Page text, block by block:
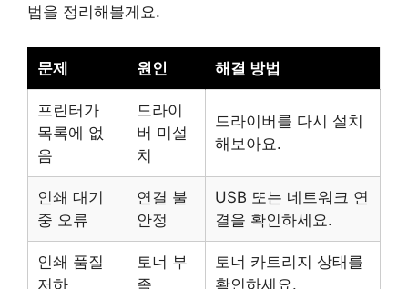
법을 정리해볼게요.
문제 원인 해결 방법
프린터가
목록에 없
음
드라이
버 미설
치
드라이버를 다시 설치
해보아요.
인쇄 대기
중 오류
연결 불
안정
USB 또는 네트워크 연
결을 확인하세요.
인쇄 품질
저하
토너 부
족
토너 카트리지 상태를
확인하세요.